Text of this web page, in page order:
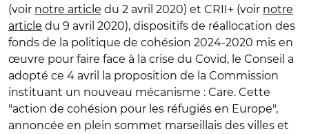
(voir notre article du 2 avril 2020) et CRII+ (voir notre
article du 9 avril 2020), dispositifs de réallocation des
fonds de la politique de cohésion 2024-2020 mis en
œuvre pour faire face à la crise du Covid, le Conseil a
adopté ce 4 avril la proposition de la Commission
instituant un nouveau mécanisme : Care. Cette
"action de cohésion pour les réfugiés en Europe",
annoncée en plein sommet marseillais des villes et